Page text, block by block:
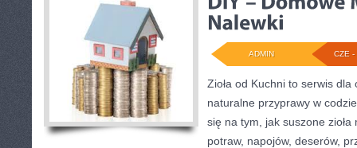
CZE -
ADMIN
Zioła od Kuchni to serwis dla
naturalne przyprawy w
się na tym, jak suszone
potraw, napojów, deserów,